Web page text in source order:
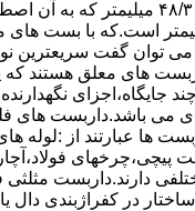
تشکیل شده است.که قطر آن ها
ضخامت این لوله ها ۴ میلیمتر
می توان گفت سریعترین
های معلق هستند که
جایگاه،اجزای
می باشد.داربست های
ها عبارتند از
پیچی،چرخهای
دارند.داربست
در کفراژبندی دال